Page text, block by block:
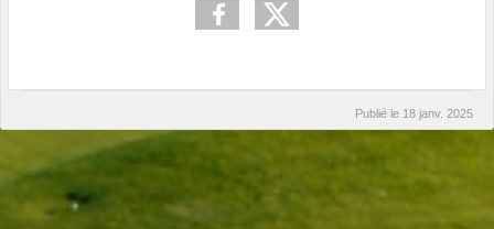
Publié le 18 janv. 2025